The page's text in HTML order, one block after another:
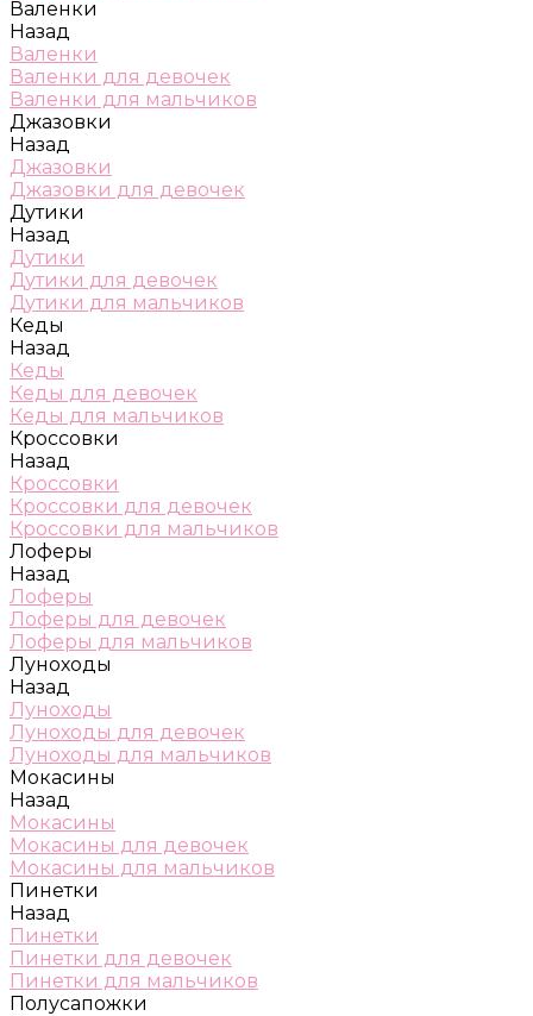
Валенки
Назад
Валенки
Валенки для девочек
Валенки для мальчиков
Джазовки
Назад
Джазовки
Джазовки для девочек
Дутики
Назад
Дутики
Дутики для девочек
Дутики для мальчиков
Кеды
Назад
Кеды
Кеды для девочек
Кеды для мальчиков
Кроссовки
Назад
Кроссовки
Кроссовки для девочек
Кроссовки для мальчиков
Лоферы
Назад
Лоферы
Лоферы для девочек
Лоферы для мальчиков
Луноходы
Назад
Луноходы
Луноходы для девочек
Луноходы для мальчиков
Мокасины
Назад
Мокасины
Мокасины для девочек
Мокасины для мальчиков
Пинетки
Назад
Пинетки
Пинетки для девочек
Пинетки для мальчиков
Полусапожки